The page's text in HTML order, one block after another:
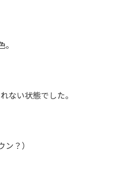
。
ない状態でした。
ン？）